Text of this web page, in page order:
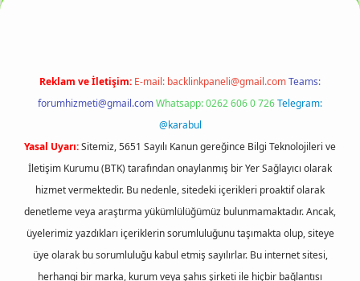
Reklam ve İletişim: E-mail: backlinkpaneli@gmail.comTeams:
forumhizmeti@gmail.comWhatsapp: 0262 606 0 726Telegram:
@karabul
Yasal Uyarı:Sitemiz, 5651 Sayılı Kanun gereğince Bilgi Teknolojileri ve
İletişim Kurumu (BTK) tarafından onaylanmış bir Yer Sağlayıcı olarak
hizmet vermektedir. Bu nedenle, sitedeki içerikleri proaktif olarak
denetleme veya araştırma yükümlülüğümüz bulunmamaktadır. Ancak,
üyelerimiz yazdıkları içeriklerin sorumluluğunu taşımakta olup, siteye
üye olarak bu sorumluluğu kabul etmiş sayılırlar. Bu internet sitesi,
herhangi bir marka, kurum veya şahıs şirketi ile hiçbir bağlantısı